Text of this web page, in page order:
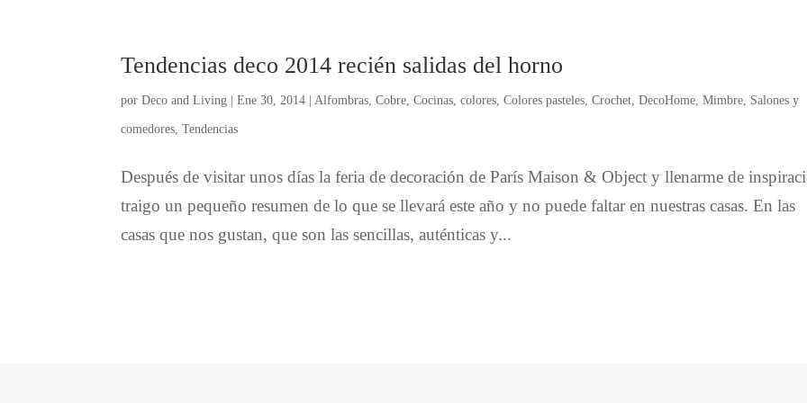
Tendencias deco 2014 recién salidas del horno
porDeco and Living |Ene 30, 2014 Alfombras ,Cobre ,Cocinas ,colores ,Colores pasteles ,Crochet ,DecoHome ,Mimbre Salones y
comedores ,Tendencias
Después de visitar unos días la feria de decoración de París Maison & Object y llenarme de
traigo un pequeño resumen de lo que se llevará este año y no puede faltar en nuestras casas. En las
casas que nos gustan, que son las sencillas, auténticas y...